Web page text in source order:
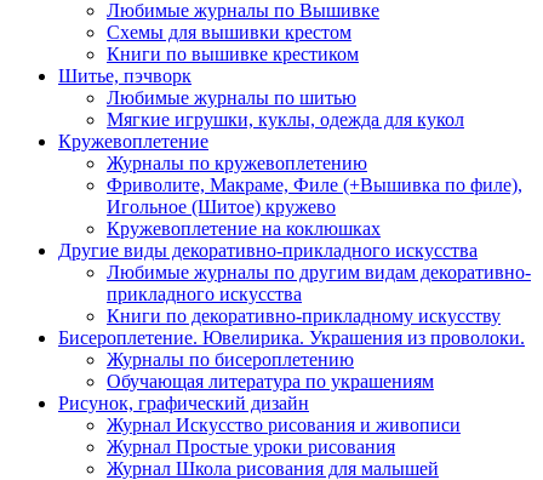
Любимые журналы по Вышивке
Схемы для вышивки крестом
Книги по вышивке крестиком
Шитье, пэчворк
Любимые журналы по шитью
Мягкие игрушки, куклы, одежда для кукол
Кружевоплетение
Журналы по кружевоплетению
Фриволите, Макраме, Филе (+Вышивка по филе),
Игольное (Шитое) кружево
Кружевоплетение на коклюшках
Другие виды декоративно-прикладного искусства
Любимые журналы по другим видам декоративно-
прикладного искусства
Книги по декоративно-прикладному искусству
Бисероплетение. Ювелирика. Украшения из проволоки.
Журналы по бисероплетению
Обучающая литература по украшениям
Рисунок, графический дизайн
Журнал Искусство рисования и живописи
Журнал Простые уроки рисования
Журнал Школа рисования для малышей